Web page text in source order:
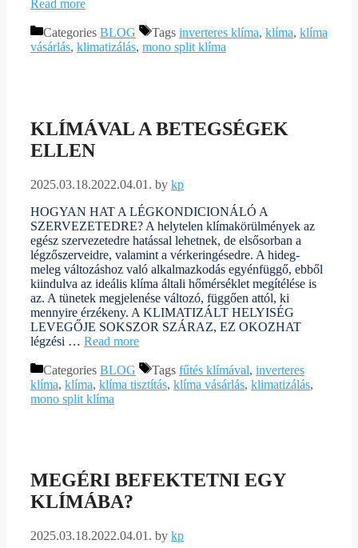
Read more
Categories BLOG Tags inverteres klíma, klíma, klíma
vásárlás, klimatizálás, mono split klíma
KLÍMÁVAL A BETEGSÉGEK
ELLEN
2025.03.18.2022.04.01. by kp
HOGYAN HAT A LÉGKONDICIONÁLÓ A
SZERVEZETEDRE? A helytelen klímakörülmények az
egész szervezetedre hatással lehetnek, de elsősorban a
légzőszerveidre, valamint a vérkeringésedre. A hideg-
meleg változáshoz való alkalmazkodás egyénfüggő, ebből
kiindulva az ideális klíma általi hőmérséklet megítélése is
az. A tünetek megjelenése változó, függően attól, ki
mennyire érzékeny. A KLIMATIZÁLT HELYISÉG
LEVEGŐJE SOKSZOR SZÁRAZ, EZ OKOZHAT
légzési … Read more
Categories BLOG Tags fűtés klímával, inverteres
klíma, klíma, klíma tisztítás, klíma vásárlás, klimatizálás,
mono split klíma
MEGÉRI BEFEKTETNI EGY
KLÍMÁBA?
2025.03.18.2022.04.01. by kp